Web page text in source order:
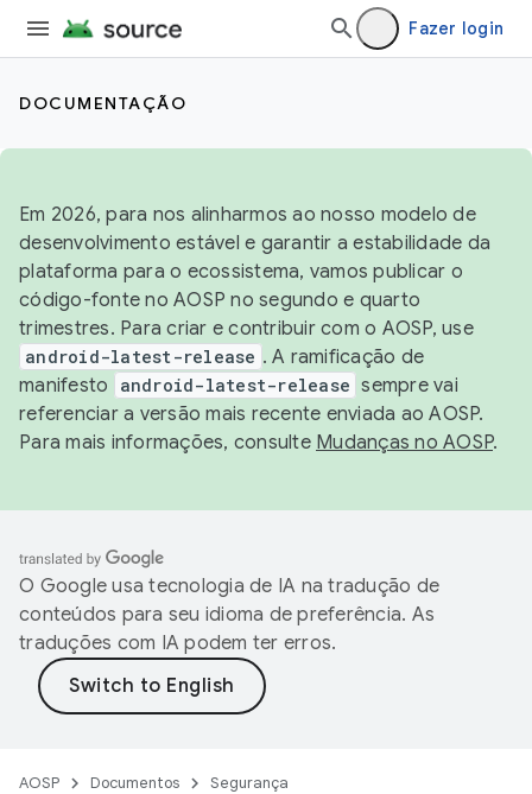
Fazer login
DOCUMENTAÇÃO
Em 2026, para nos alinharmos ao nosso modelo de
desenvolvimento estável e garantir a estabilidade da
plataforma para o ecossistema, vamos publicar o
código-fonte no AOSP no segundo e quarto
trimestres. Para criar e contribuir com o AOSP, use
android-latest-release . A ramificação de
manifesto
android-latest-release sempre vai
referenciar a versão mais recente enviada ao AOSP.
Para mais informações, consulte Mudanças no AOSP.
O Google usa tecnologia de IA na tradução de
conteúdos para seu idioma de preferência. As
traduções com IA podem ter erros.
AOSP Documentos Segurança